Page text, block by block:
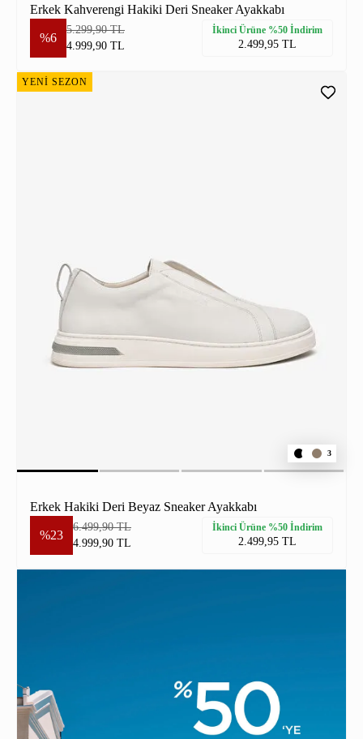
Erkek Kahverengi Hakiki Deri Sneaker Ayakkabı
%6
5.299,90 TL
4.999,90 TL
İkinci Ürüne %50 İndirim
2.499,95 TL
YENİ SEZON
3
Erkek Hakiki Deri Beyaz Sneaker Ayakkabı
%23
6.499,90 TL
4.999,90 TL
İkinci Ürüne %50 İndirim
2.499,95 TL